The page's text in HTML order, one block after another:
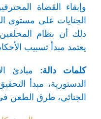
وإبقاء القضاة
الجنايات على مستوى
ذلك أن نظام
يعتمد مبدأ تسبيب
كلمات دالة: مبادئ
الدستورية، مبدأ
الجنائي، طرق الطعن في